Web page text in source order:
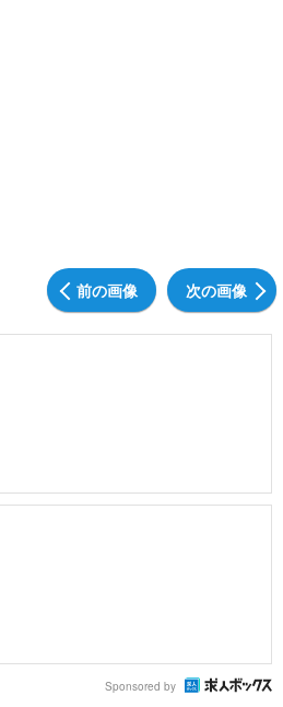
前の画像 次の画像
Sponsored by